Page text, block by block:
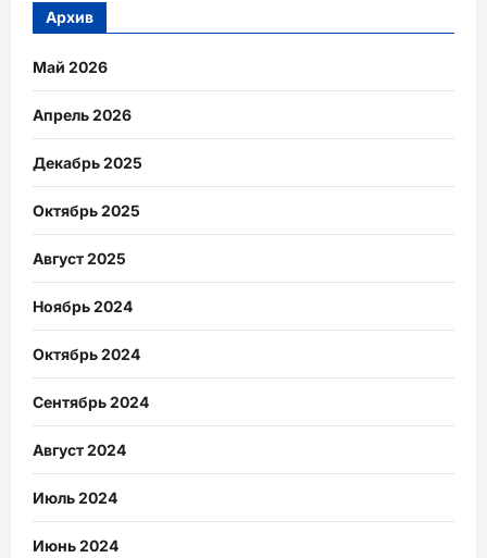
Архив
Май 2026
Апрель 2026
Декабрь 2025
Октябрь 2025
Август 2025
Ноябрь 2024
Октябрь 2024
Сентябрь 2024
Август 2024
Июль 2024
Июнь 2024